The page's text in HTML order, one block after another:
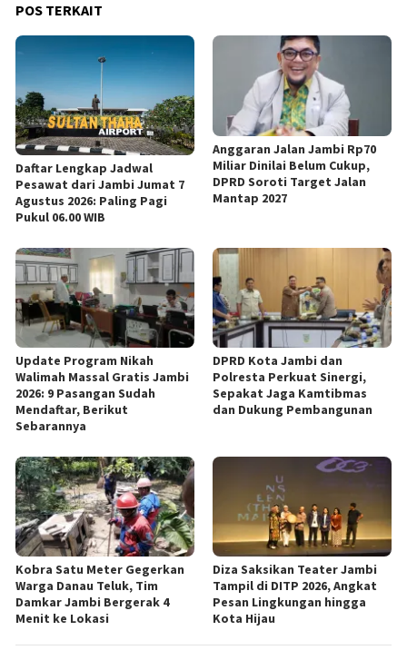
POS TERKAIT
Daftar Lengkap Jadwal
Pesawat dari Jambi Jumat 7
Agustus 2026: Paling Pagi
Pukul 06.00 WIB
Anggaran Jalan Jambi Rp70
Miliar Dinilai Belum Cukup,
DPRD Soroti Target Jalan
Mantap 2027
Update Program Nikah
Walimah Massal Gratis Jambi
2026: 9 Pasangan Sudah
Mendaftar, Berikut
Sebarannya
DPRD Kota Jambi dan
Polresta Perkuat Sinergi,
Sepakat Jaga Kamtibmas
dan Dukung Pembangunan
Kobra Satu Meter Gegerkan
Warga Danau Teluk, Tim
Damkar Jambi Bergerak 4
Menit ke Lokasi
Diza Saksikan Teater Jambi
Tampil di DITP 2026, Angkat
Pesan Lingkungan hingga
Kota Hijau